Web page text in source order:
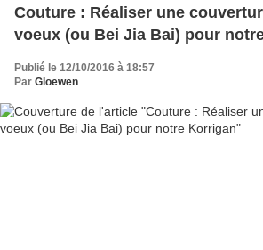
Couture : Réaliser une
voeux (ou Bei Jia Bai) pour
Publié le 12/10/2016 à 18:57
Par Gloewen